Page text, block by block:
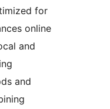
for
online
and
and